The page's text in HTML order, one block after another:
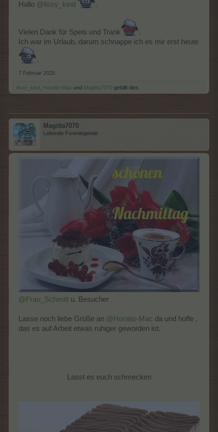
Hallo @lissy_kind .
Vielen Dank für Speis und Trank
.
Ich war im Urlaub, darum schnappe ich es mir erst heute
.
7 Februar 2025
lissy_kind Horatio-Mac und Magitta7070 gefällt dies.
Magitta7070
Lebende Forenlegende
@Frau_Schmitt u. Besucher
Lasse noch liebe Grüße an @Horatio-Mac da und hoffe ,
das es auf Arbeit etwas ruhiger geworden ist.
Lasst es euch schmecken